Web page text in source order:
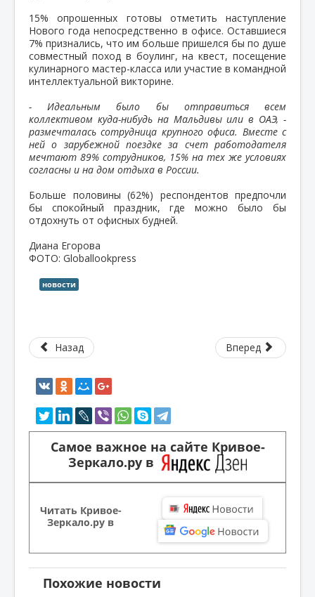
15% опрошенных готовы отметить наступление
Нового года непосредственно в офисе. Оставшиеся
7% признались, что им больше пришелся бы по душе
совместный поход в боулинг, на квест, посещение
кулинарного мастер-класса или участие в командной
интеллектуальной викторине.
- Идеальным было бы отправиться всем
коллективом куда-нибудь на Мальдивы или в ОАЭ, -
размечталась сотрудница крупного офиса. Вместе с
ней о зарубежной поездке за счет работодателя
мечтают 89% сотрудников, 15% на тех же условиях
согласны и на дом отдыха в России.
Больше половины (62%) респондентов предпочли
бы спокойный праздник, где можно было бы
отдохнуть от офисных будней.
Диана Егорова
ФОТО: Globallookpress
новости
Назад Вперед
Самое важное на сайте Кривое-
Зеркало.ру в
Читать Кривое-
Зеркало.ру в
Похожие новости